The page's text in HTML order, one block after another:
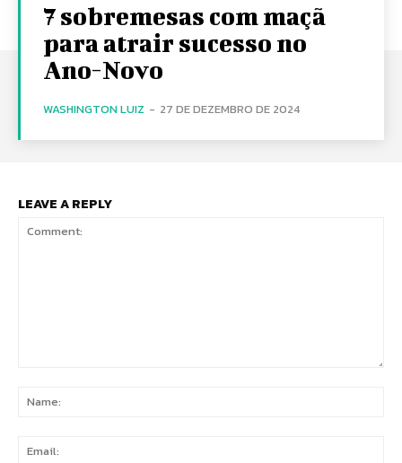
7 sobremesas com maçã
para atrair sucesso no
Ano-Novo
WASHINGTON LUIZ - 27 DE DEZEMBRO DE 2024
LEAVE A REPLY